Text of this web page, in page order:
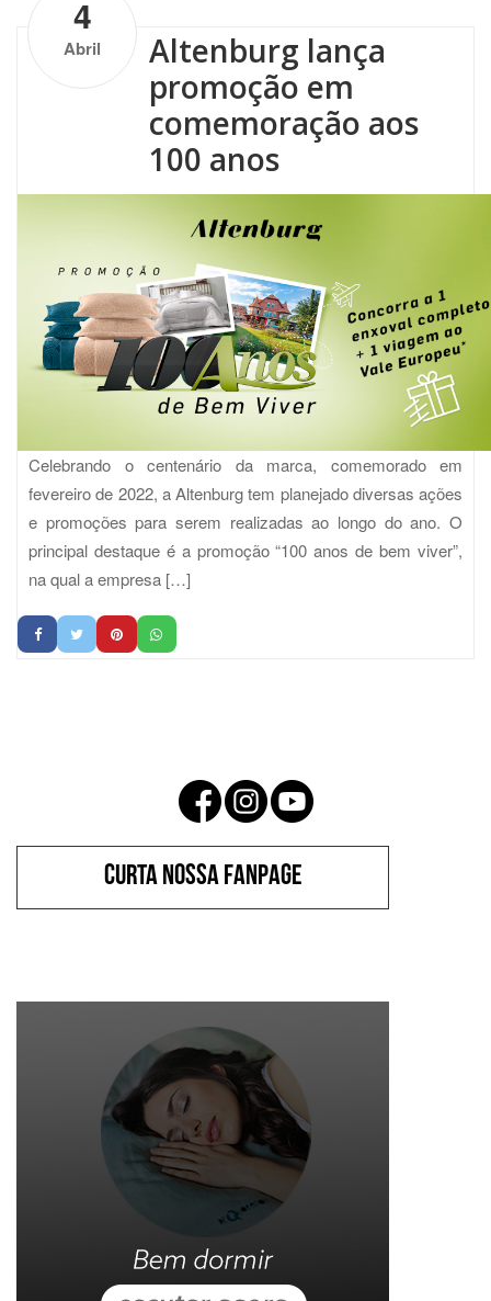
4
Abril
Altenburg lança
promoção em
comemoração aos
100 anos
Celebrando o centenário da marca, comemorado em
fevereiro de 2022, a Altenburg tem planejado diversas ações
e promoções para serem realizadas ao longo do ano. O
principal destaque é a promoção “100 anos de bem viver”,
na qual a empresa […]
CURTA NOSSA FANPAGE